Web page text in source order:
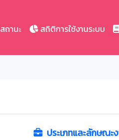
ถานะ สถิติการใช้งานระบบ
ประเภทและลักษณะ